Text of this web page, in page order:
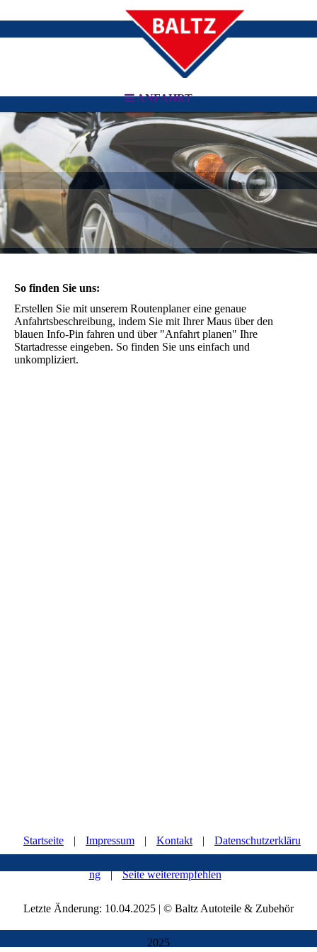
ANFAHRT
So finden Sie uns:
Erstellen Sie mit unserem Routenplaner eine genaue
Anfahrtsbeschreibung, indem Sie mit Ihrer Maus über den
blauen Info-Pin fahren und über "Anfahrt planen" Ihre
Startadresse eingeben. So finden Sie uns einfach und
unkompliziert.
Startseite | Impressum | Kontakt | Datenschutzerkläru
ng | Seite weiterempfehlen
Letzte Änderung: 10.04.2025 | © Baltz Autoteile & Zubehör
2025